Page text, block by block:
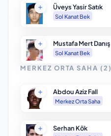
Üveys Yasir Satık
Sol Kanat Bek
Mustafa Mert Danış
Sol Kanat Bek
MERKEZ ORTA SAHA (2)
Abdou Aziz Fall
Merkez Orta Saha
Serhan Kök